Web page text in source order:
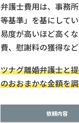
弁護士費用は、事務
等基準」を基にして
易度が高いほど高く
費、慰謝料の獲得な
ツナグ離婚弁護士と
のおおまかな金額を
依頼内容